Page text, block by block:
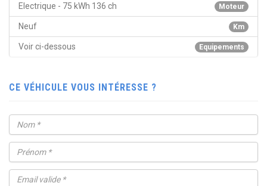
Moteur
Electrique - 75 kWh 136 ch
Km
Neuf
Equipements
Voir ci-dessous
CE VÉHICULE VOUS INTÉRESSE ?